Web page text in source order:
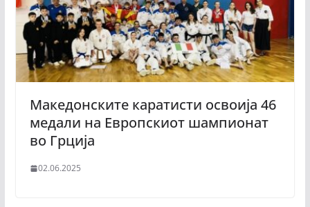
Македонските каратисти освоија 46
медали на Европскиот шампионат
во Грција
02.06.2025